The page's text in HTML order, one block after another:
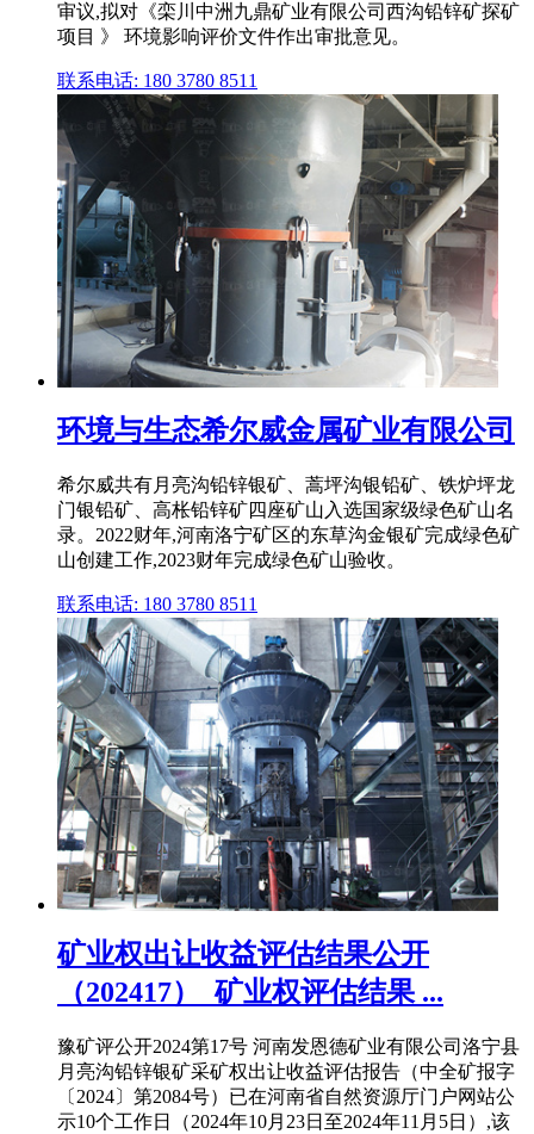
审议,拟对《栾川中洲九鼎矿业有限公司西沟铅锌矿探矿
项目 》 环境影响评价文件作出审批意见。
联系电话: 180 3780 8511
环境与生态希尔威金属矿业有限公司
希尔威共有月亮沟铅锌银矿、蒿坪沟银铅矿、铁炉坪龙
门银铅矿、高枨铅锌矿四座矿山入选国家级绿色矿山名
录。2022财年,河南洛宁矿区的东草沟金银矿完成绿色矿
山创建工作,2023财年完成绿色矿山验收。
联系电话: 180 3780 8511
矿业权出让收益评估结果公开
（202417）_矿业权评估结果 ...
豫矿评公开2024第17号 河南发恩德矿业有限公司洛宁县
月亮沟铅锌银矿采矿权出让收益评估报告（中全矿报字
〔2024〕第2084号）已在河南省自然资源厅门户网站公
示10个工作日（2024年10月23日至2024年11月5日）,该